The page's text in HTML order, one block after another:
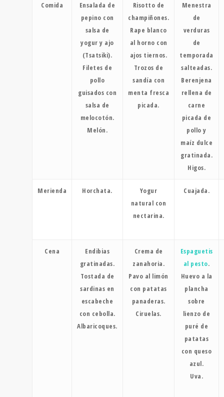
Comida
Ensalada de
pepino con
salsa de
yogur y ajo
(Tsatsiki).
Filetes de
pollo
guisados con
salsa de
melocotón.
Melón.
Risotto de
champiñones.
Rape blanco
al horno con
ajos tiernos.
Trozos de
sandía con
menta fresca
picada.
Menestra
de
verduras
de
temporada
salteadas.
Berenjena
rellena de
carne
picada de
pollo y
maíz dulce
gratinada.
Higos.
Merienda Horchata.
Yogur
natural con
nectarina.
Cuajada.
Cena
Endibias
gratinadas.
Tostada de
sardinas en
escabeche
con cebolla.
Albaricoques.
Crema de
zanahoria.
Pavo al limón
con patatas
panaderas.
Ciruelas.
Espaguetis
al pesto.
Huevo a la
plancha
sobre
lienzo de
puré de
patatas
con queso
azul.
Uva.